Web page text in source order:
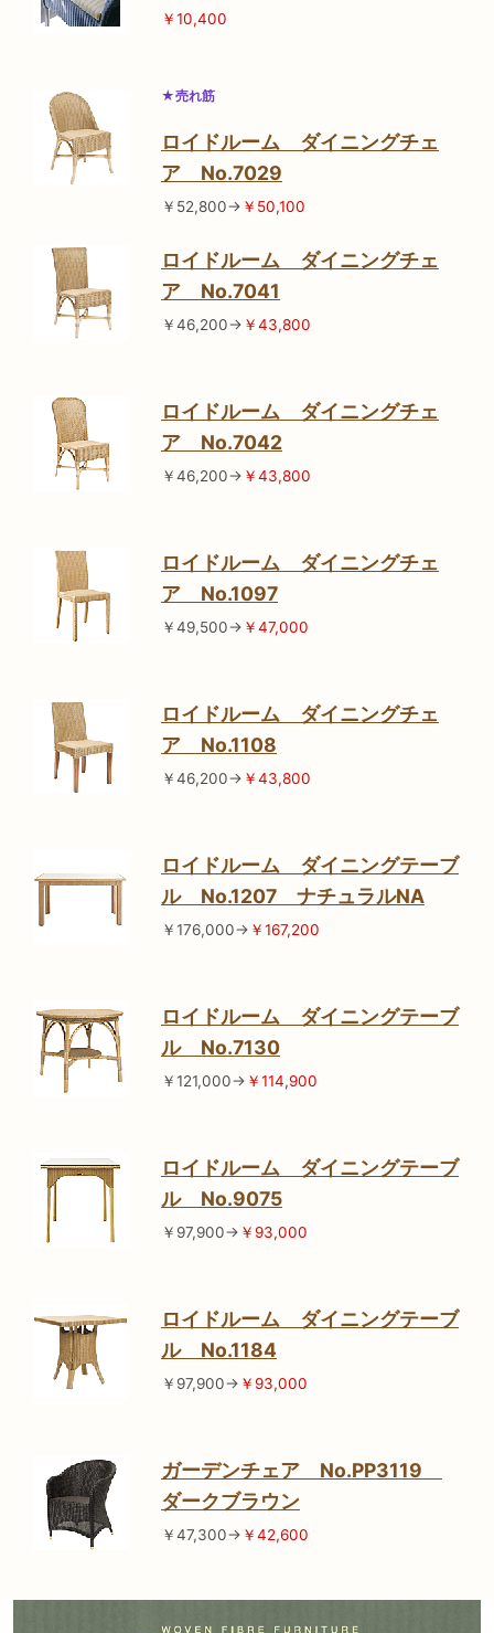
￥10,400
★売れ筋
ロイドルーム ダイニングチェ
ア No.7029
￥52,800→ ￥50,100
ロイドルーム ダイニングチェ
ア No.7041
￥46,200→ ￥43,800
ロイドルーム ダイニングチェ
ア No.7042
￥46,200→ ￥43,800
ロイドルーム ダイニングチェ
ア No.1097
￥49,500→ ￥47,000
ロイドルーム ダイニングチェ
ア No.1108
￥46,200→ ￥43,800
ロイドルーム ダイニングテーブ
ル No.1207 ナチュラルNA
￥176,000→ ￥167,200
ロイドルーム ダイニングテーブ
ル No.7130
￥121,000→ ￥114,900
ロイドルーム ダイニングテーブ
ル No.9075
￥97,900→ ￥93,000
ロイドルーム ダイニングテーブ
ル No.1184
￥97,900→ ￥93,000
ガーデンチェア No.PP3119
ダークブラウン
￥47,300→ ￥42,600